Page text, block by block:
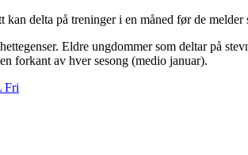
delta på treninger i en måned før de melder
Eldre ungdommer som deltar på
forkant av hver sesong (medio januar).
Fri